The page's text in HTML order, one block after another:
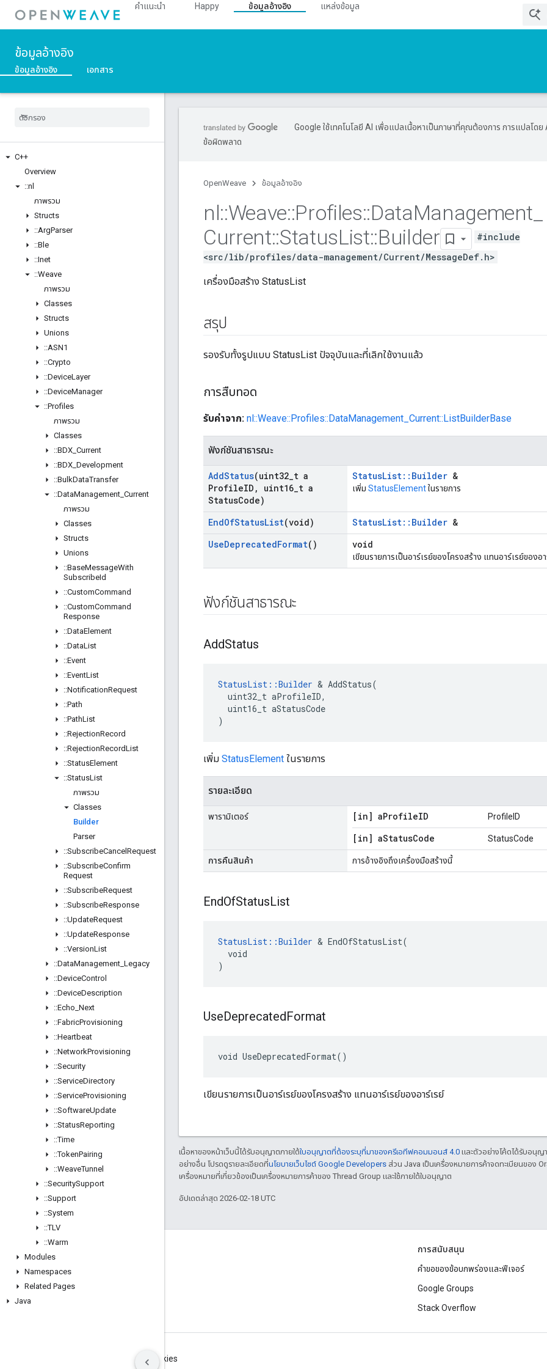
คำแนะนำ Happy ข้อมูลอ้างอิง
แหล่งข้อมูล
ข้อมูลอ้างอิง
ข้อมูลอ้างอิง เอกสาร
C++
Overview
::nl
ภาพรวม
Structs
::ArgParser
::Ble
::Inet
::Weave
ภาพรวม
Classes
Structs
Unions
::ASN1
::Crypto
::DeviceLayer
::DeviceManager
::Profiles
ภาพรวม
Classes
::BDX Current
::BDX Development
::BulkDataTransfer
::DataManagement Current
ภาพรวม
Classes
Structs
Unions
::BaseMessageWith
SubscribeId
::CustomCommand
::CustomCommand
Response
::DataElement
::DataList
::Event
::EventList
::NotificationRequest
::Path
::PathList
::RejectionRecord
::RejectionRecordList
::StatusElement
::StatusList
ภาพรวม
Classes
Builder
Parser
::SubscribeCancel Request
::SubscribeConfirm
Request
::SubscribeRequest
::SubscribeResponse
::UpdateRequest
::UpdateResponse
::VersionList
::DataManagement Legacy
::DeviceControl
::DeviceDescription
::Echo Next
::FabricProvisioning
::Heartbeat
::NetworkProvisioning
::Security
::ServiceDirectory
::ServiceProvisioning
::SoftwareUpdate
::StatusReporting
::Time
::TokenPairing
::WeaveTunnel
::SecuritySupport
::Support
::System
::TLV
::Warm
Modules
Namespaces
Related Pages
Java
Google ใช้เทคโนโลยี AI เพื่อแปลเนื้อหาเป็นภาษาที่คุณต้องการ การแปลโดย
ข้อผิดพลาด
OpenWeave ข้อมูลอ้างอิง
nl::Weave::Profiles::DataManagement
Current::StatusList::Builder
#include
<src/lib/profiles/data-management/Current/MessageDef.h>
เครื่องมือสร้าง StatusList
สรุป
รองรับทั้งรูปแบบ StatusList ปัจจุบันและที่เลิกใช้งานแล้ว
การสืบทอด
รับค่าจาก: nl::Weave::Profiles::DataManagement_Current::ListBuilderBase
ฟังก์ชันสาธารณะ
AddStatus(uint32 t a
ProfileID , uint16 t a
StatusCode)
StatusList::Builder &
เพิ่ม StatusElementในรายการ
EndOfStatusList(void) StatusList::Builder &
UseDeprecatedFormat() void
เขียนรายการเป็นอาร์เรย์ของโครงสร้าง แทนอาร์เรย์ของอ
ฟังก์ชันสาธารณะ
AddStatus
StatusList::Builder & AddStatus(
  uint32_t aProfileID,
  uint16_t aStatusCode
)
เพิ่ม StatusElement ในรายการ
รายละเอียด
พารามิเตอร์ [in] aProfileID ProfileID
[in] aStatusCode StatusCode
การคืนสินค้า การอ้างอิงถึงเครื่องมือสร้างนี้
EndOfStatusList
StatusList::Builder & EndOfStatusList(
  void
)
UseDeprecatedFormat
void UseDeprecatedFormat()
เขียนรายการเป็นอาร์เรย์ของโครงสร้าง แทนอาร์เรย์ของอาร์เรย์
เนื้อหาของหน้าเว็บนี้ได้รับอนุญาตภายใต้ใบอนุญาตที่ต้องระบุที่มาของครีเอทีฟคอมมอนส์ 4.0 และตัวอย่างโค้ดได้รับอนุญ
อย่างอื่น โปรดดูรายละเอียดที่นโยบายเว็บไซต์ Google Developers ส่วน Java เป็นเครื่องหมายการค้าจดทะเบียนของ
เครื่องหมายที่เกี่ยวข้องเป็นเครื่องหมายการค้าของ Thread Group และใช้ภายใต้ใบอนุญาต
อัปเดตล่าสุด 2026-02-18 UTC
OpenWeave
Happy
การสนับสนุน
คำขอของข้อบกพร่องและฟีเจอร์
Google Groups
Stack Overflow
Manage cookies